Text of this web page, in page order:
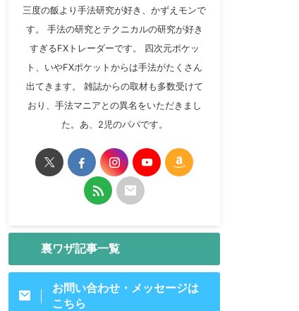
三度の飯より手法研究が好き、かずえモンで
す。 手法の研究とテクニカルの研究が好き
すぎるFXトレーダーです。 四次元ポケッ
ト、いやFXポケットからは手法がたくさん
出てきます。 雑誌からの取材も多数受けて
おり、手法マニアとの異名をいただきまし
た。あ、2児のパパです。
裏ワザ記事一覧
お問い合わせ・メッセージは
こちら